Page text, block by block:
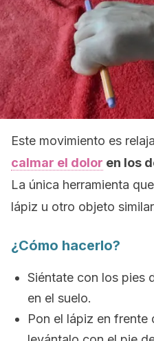
Este movimiento es
calmar el dolor en los
La única herramienta
lápiz u otro objeto
¿Cómo hacerlo?
Siéntate con los pies
en el suelo.
Pon el lápiz en